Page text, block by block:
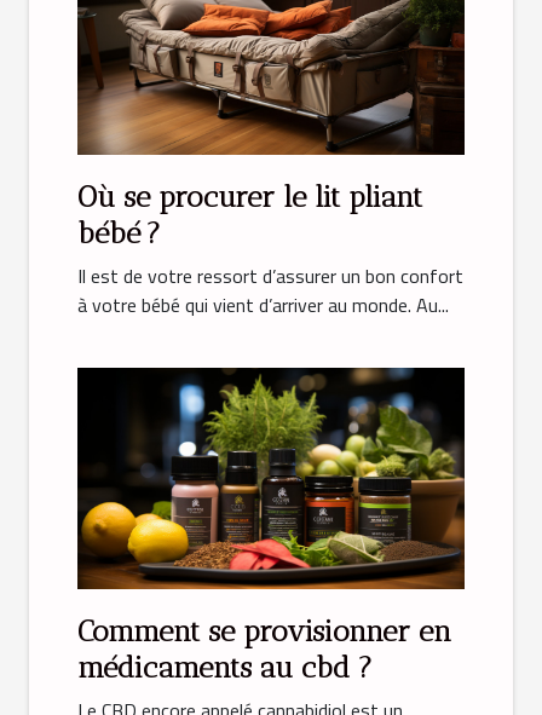
Où se procurer le lit pliant
bébé ?
Il est de votre ressort d’assurer un bon confort
à votre bébé qui vient d’arriver au monde. Au...
Comment‌ ‌se‌ ‌provisionner‌ ‌en‌
‌médicaments‌ ‌au‌ ‌cbd‌ ‌?‌ ‌